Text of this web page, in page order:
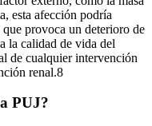
esta afección podría
provoca un deterioro de
la calidad de vida del
de cualquier intervención
renal.8
PUJ?